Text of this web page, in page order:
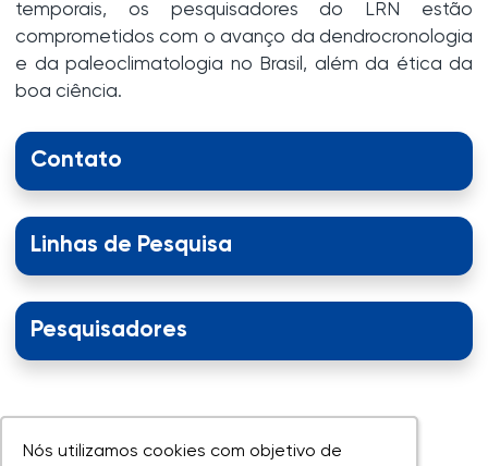
Nós utilizamos cookies com objetivo de
Nós utilizamos cookies com objetivo de
temporais, os pesquisadores do LRN estão
comprometidos com o avanço da dendrocronologia
e da paleoclimatologia no Brasil, além da ética da
boa ciência.
Contato
Linhas de Pesquisa
Pesquisadores